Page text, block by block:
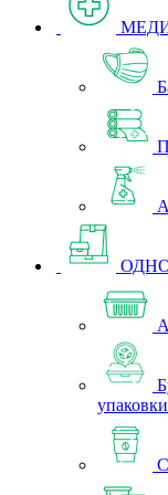
упаковки